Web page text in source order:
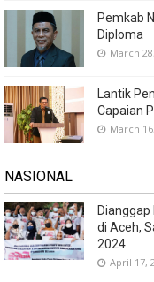
Pemkab
Diploma
March
Lantik
Capaian
March
NASIONAL
di Aceh,
2024
April 17,